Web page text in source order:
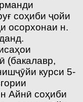
соҳиби ҷойи
осорхонаи н.
(бакалавр,
курси 5-
Айнӣ соҳиби